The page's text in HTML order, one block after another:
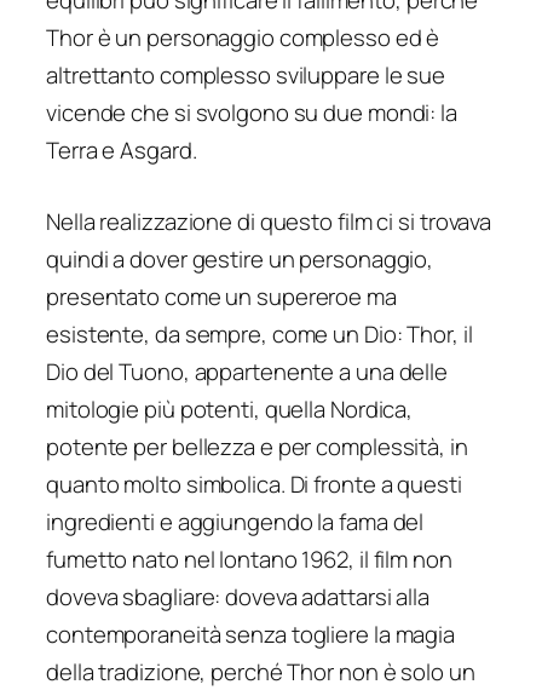
Thor è un personaggio complesso ed è
altrettanto complesso sviluppare le sue
vicende che si svolgono su due mondi: la
Terra e Asgard.
Nella realizzazione di questo film ci si trovava
quindi a dover gestire un personaggio,
presentato come un supereroe ma
esistente, da sempre, come un Dio: Thor, il
Dio del Tuono, appartenente a una delle
mitologie più potenti, quella Nordica,
potente per bellezza e per complessità, in
quanto molto simbolica. Di fronte a questi
ingredienti e aggiungendo la fama del
fumetto nato nel lontano 1962, il film non
doveva sbagliare: doveva adattarsi alla
contemporaneità senza togliere la magia
della tradizione, perché Thor non è solo un